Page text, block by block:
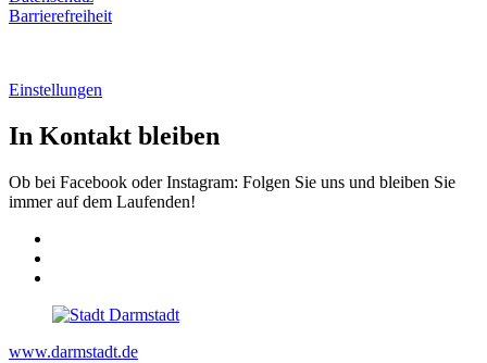
Barrierefreiheit
Einstellungen
In Kontakt bleiben
Ob bei Facebook oder Instagram: Folgen Sie uns und bleiben Sie
immer auf dem Laufenden!
www.darmstadt.de